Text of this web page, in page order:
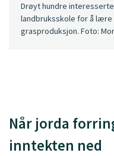
Drøyt hundre
landbruksskole for å
grasproduksjon. Foto:
Når jorda
inntekten ned